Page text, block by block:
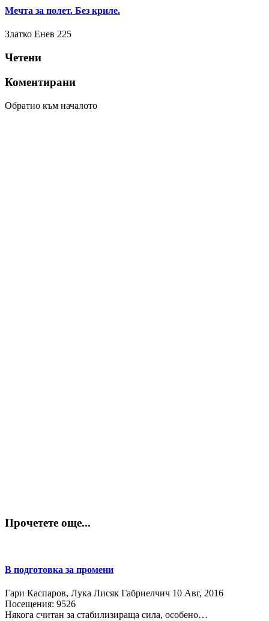
Мечта за полет. Без криле.
Златко Енев 225
Четени
Коментирани
Обратно към началото
Прочетете още...
В подготовка за промени
Гари Каспаров, Лука Лисяк Габриелчич 10 Авг, 2016
Посещения: 9526
Някога считан за стабилизираща сила, особено…